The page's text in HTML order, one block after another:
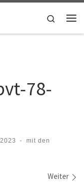
Search
78-
-
mit den
Weiter